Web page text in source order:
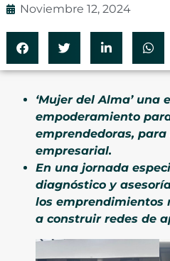
Noviembre 12, 2024
‘Mujer del Alma’
empoderamiento
emprendedoras,
empresarial.
En una jornada
diagnóstico y
los emprendimientos
a construir redes de